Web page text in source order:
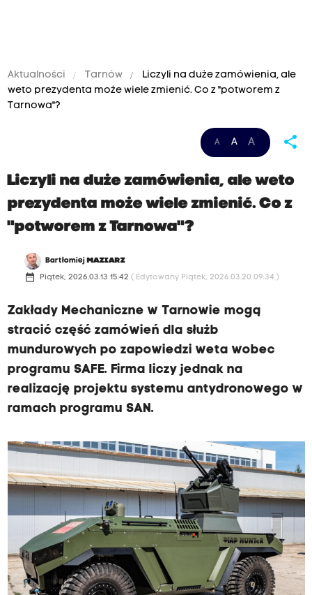
Aktualności Tarnów
Liczyli na duże zamówienia, ale
weto prezydenta może wiele zmienić. Co z "potworem z
Tarnowa"?
A A A share
Liczyli na duże zamówienia, ale weto
prezydenta może wiele zmienić. Co z
"potworem z Tarnowa"?
Bartłomiej MAZIARZ
date_range Piątek, 2026.03.13 15:42 ( Edytowany Piątek, 2026.03.20 09:34 )
Zakłady Mechaniczne w Tarnowie mogą
stracić część zamówień dla służb
mundurowych po zapowiedzi weta wobec
programu SAFE. Firma liczy jednak na
realizację projektu systemu antydronowego w
ramach programu SAN.